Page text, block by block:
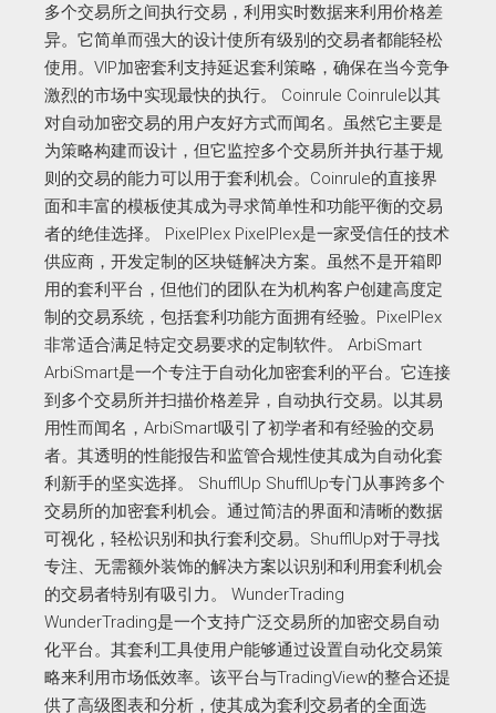
多个交易所之间执行交易，利用实时数据来利用价格差
异。它简单而强大的设计使所有级别的交易者都能轻松
使用。VIP加密套利支持延迟套利策略，确保在当今竞争
激烈的市场中实现最快的执行。 Coinrule Coinrule以其
对自动加密交易的用户友好方式而闻名。虽然它主要是
为策略构建而设计，但它监控多个交易所并执行基于规
则的交易的能力可以用于套利机会。Coinrule的直接界
面和丰富的模板使其成为寻求简单性和功能平衡的交易
者的绝佳选择。 PixelPlex PixelPlex是一家受信任的技术
供应商，开发定制的区块链解决方案。虽然不是开箱即
用的套利平台，但他们的团队在为机构客户创建高度定
制的交易系统，包括套利功能方面拥有经验。PixelPlex
非常适合满足特定交易要求的定制软件。 ArbiSmart
ArbiSmart是一个专注于自动化加密套利的平台。它连接
到多个交易所并扫描价格差异，自动执行交易。以其易
用性而闻名，ArbiSmart吸引了初学者和有经验的交易
者。其透明的性能报告和监管合规性使其成为自动化套
利新手的坚实选择。 ShufflUp ShufflUp专门从事跨多个
交易所的加密套利机会。通过简洁的界面和清晰的数据
可视化，轻松识别和执行套利交易。ShufflUp对于寻找
专注、无需额外装饰的解决方案以识别和利用套利机会
的交易者特别有吸引力。 WunderTrading
WunderTrading是一个支持广泛交易所的加密交易自动
化平台。其套利工具使用户能够通过设置自动化交易策
略来利用市场低效率。该平台与TradingView的整合还提
供了高级图表和分析，使其成为套利交易者的全面选